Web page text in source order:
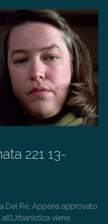
221 13-
Del Re. Appena approvato
viene